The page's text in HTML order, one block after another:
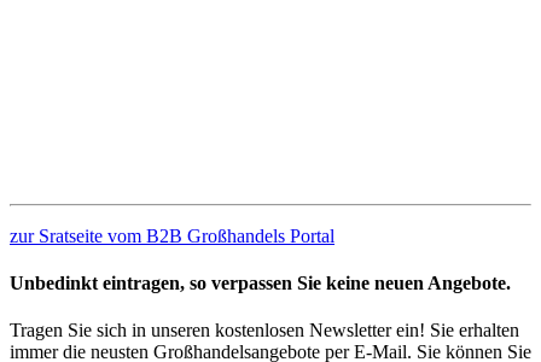
zur Sratseite vom B2B Großhandels Portal
Unbedinkt eintragen, so verpassen Sie keine neuen Angebote.
Tragen Sie sich in unseren kostenlosen Newsletter ein! Sie erhalten
immer die neusten Großhandelsangebote per E-Mail. Sie können Sie